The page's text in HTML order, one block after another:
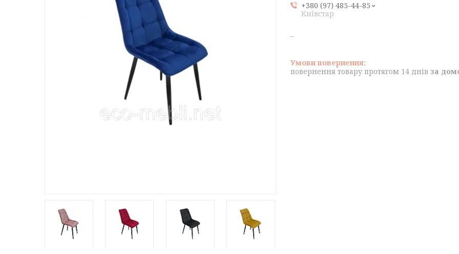
+380 (97) 485-44-85
Київстар
повернення товару протягом 14 днів за